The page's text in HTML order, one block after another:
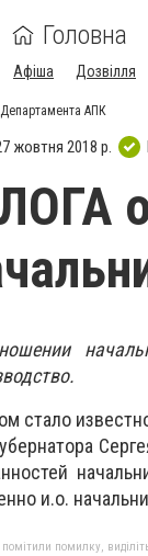
Головна
Афіша Дозвілля
АПК
жовтня 2018 р.
стало
и.о.
помилку,